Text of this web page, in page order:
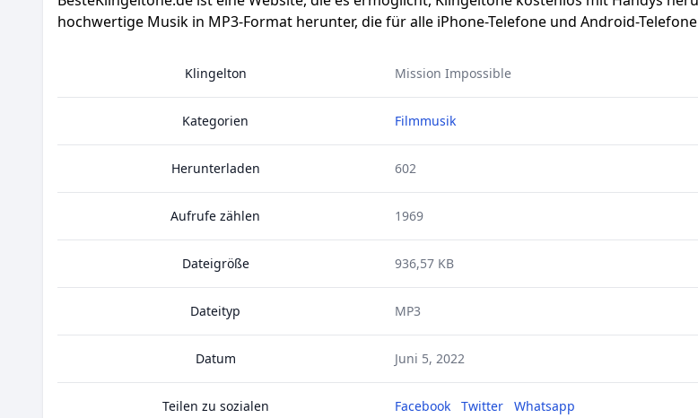
hochwertige Musik in MP3-Format herunter, die für alle iPhone-Telefone und Android-
Klingelton Mission Impossible
Kategorien Filmmusik
Herunterladen 602
Aufrufe zählen 1969
Dateigröße 936,57 KB
Dateityp MP3
Datum Juni 5, 2022
Teilen zu sozialen Facebook Twitter Whatsapp